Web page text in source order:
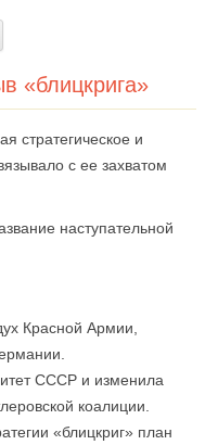
«блицкрига»
стратегическое и
с ее захватом
наступательной
Красной Армии,
СССР и изменила
коалиции.
«блицкриг» план